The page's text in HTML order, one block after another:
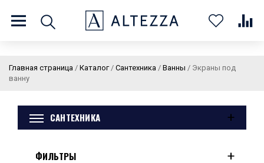
8 (800) 201 60 03 9:00 - 21:00 ПН-ВС
О насДоставка и оплата Бренды
Главная страница / Каталог / Сантехника / Ванны / Экраны под
ванну
САНТЕХНИКА +
+
ФИЛЬТРЫ